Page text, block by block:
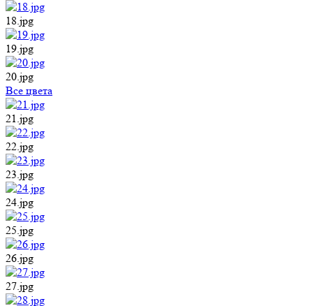
18.jpg
19.jpg
20.jpg
Все цвета
21.jpg
22.jpg
23.jpg
24.jpg
25.jpg
26.jpg
27.jpg